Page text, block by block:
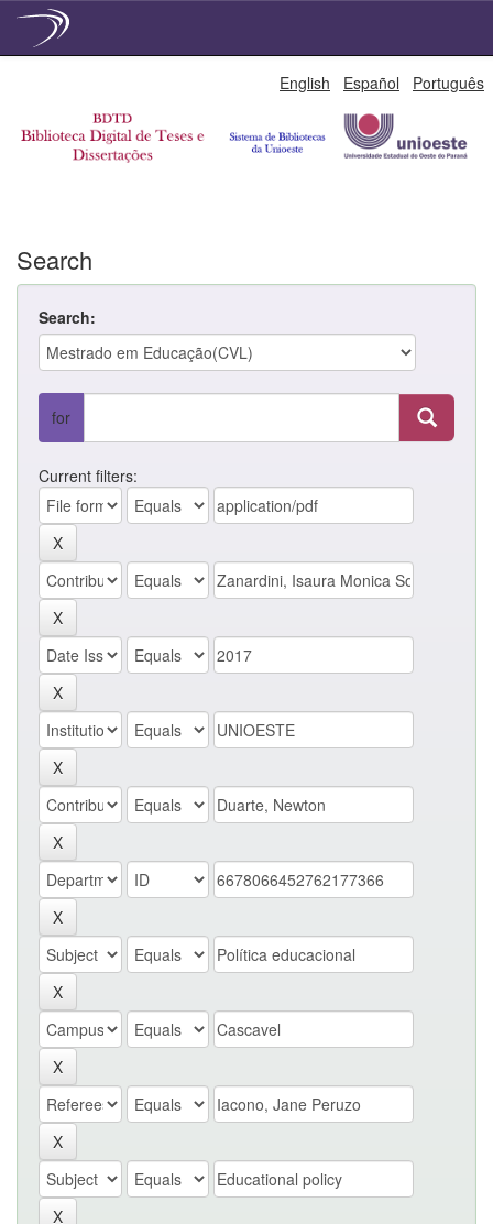
English Español Português
Search
Search:
for
Current filters: